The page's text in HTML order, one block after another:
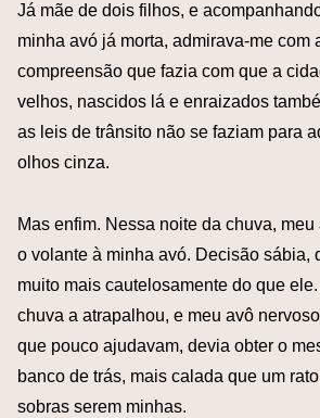
Já mãe de dois filhos, e
minha avó já morta, admirava-me com
compreensão que fazia com que a
velhos, nascidos lá e enraizados
as leis de trânsito não se faziam para
olhos cinza.
Mas enfim. Nessa noite da chuva,
o volante à minha avó. Decisão sábia,
muito mais cautelosamente do que
chuva a atrapalhou, e meu avô
que pouco ajudavam, devia obter o
banco de trás, mais calada que um
sobras serem minhas.